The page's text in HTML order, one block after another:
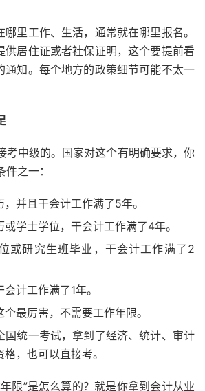
哪里工作、生活，通常就在哪里报名。
供居住证或者社保证明，这个要提前看
通知。每个地方的政策细节可能不太一
考中级的。国家对这个有明确要求，你
之一：
并且干会计工作满了5年。
学士学位，干会计工作满了4年。
或研究生班毕业，干会计工作满了2
计工作满了1年。
最厉害，不需要工作年限。
国统一考试，拿到了经济、统计、审计
，也可以直接考。
限”是怎么算的？就是你拿到会计从业